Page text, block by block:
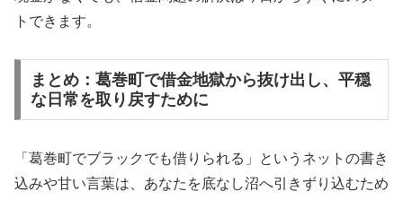
トできます。
まとめ：葛巻町で借金地獄から抜け出し、平穏
な日常を取り戻すために
「葛巻町でブラックでも借りられる」というネットの書き
込みや甘い言葉は、あなたを底なし沼へ引きずり込むため